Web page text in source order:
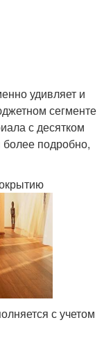
удивляет и
сегменте
с десятком
более подробно,
с учетом